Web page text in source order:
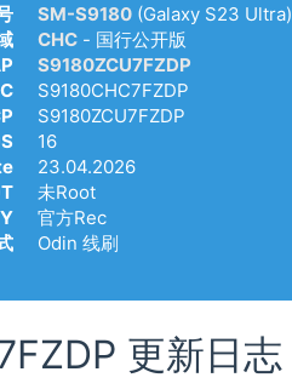
SM-S9180 (Galaxy S23 Ultra)
CHC - 国行公开版
S9180ZCU7FZDP
S9180CHC7FZDP
S9180ZCU7FZDP
16
23.04.2026
未Root
官方Rec
Odin 线刷
更新日志